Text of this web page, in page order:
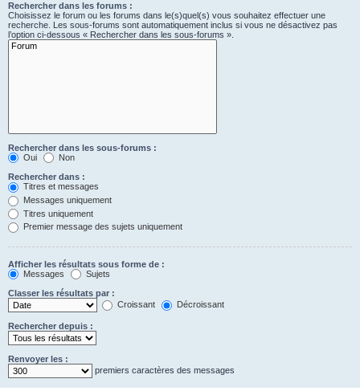
Rechercher dans les forums :
Choisissez le forum ou les forums dans le(s)quel(s) vous souhaitez effectuer une
recherche. Les sous-forums sont automatiquement inclus si vous ne désactivez pas
l’option ci-dessous « Rechercher dans les sous-forums ».
Rechercher dans les sous-forums :
Oui
Non
Rechercher dans :
Titres et messages
Messages uniquement
Titres uniquement
Premier message des sujets uniquement
Afficher les résultats sous forme de :
Messages
Sujets
Classer les résultats par :
Croissant
Décroissant
Rechercher depuis :
Renvoyer les :
premiers caractères des messages